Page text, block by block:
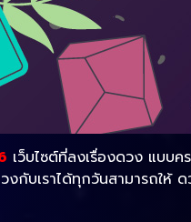
เว็บไซต์ที่ลงเรื่องดวง แบบ
งกับเราได้ทุกวันสามารถใ